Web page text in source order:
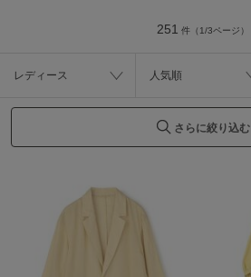
251 件（1/3ページ）
レディース 人気順
さらに絞り込む